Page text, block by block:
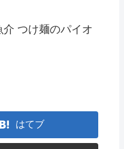
つけ麺のパイオ
はてブ